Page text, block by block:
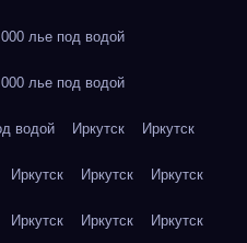
лье под водой
лье под водой
водой Иркутск Иркутск
Иркутск Иркутск Иркутск
Иркутск Иркутск Иркутск